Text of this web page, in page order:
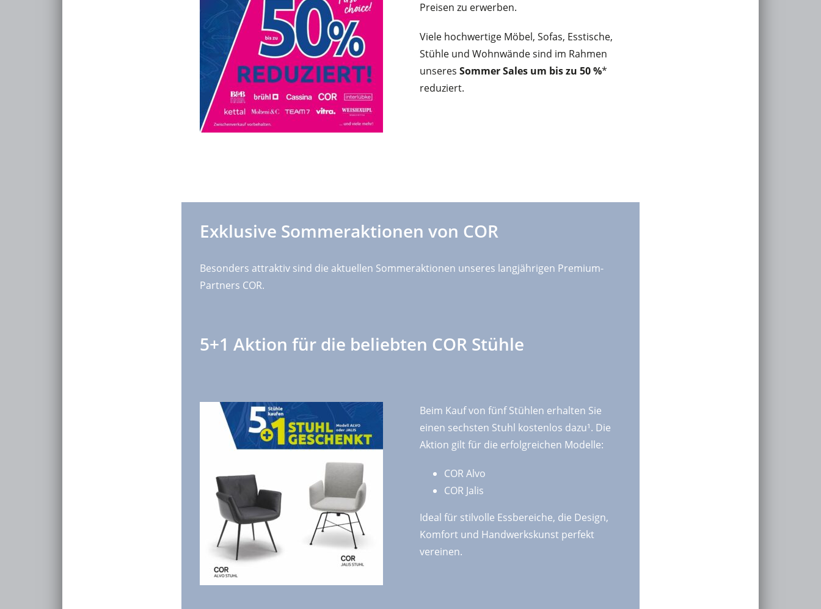
Preisen zu erwerben.
Viele hochwertige Möbel, Sofas, Esstische,
Stühle und Wohnwände sind im Rahmen
unseres Sommer Sales um bis zu 50 %*
reduziert.
Exklusive Sommeraktionen von COR
Besonders attraktiv sind die aktuellen Sommeraktionen unseres langjährigen Premium-
Partners COR.
5+1 Aktion für die beliebten COR Stühle
Beim Kauf von fünf Stühlen erhalten Sie
einen sechsten Stuhl kostenlos dazu¹. Die
Aktion gilt für die erfolgreichen Modelle:
COR Alvo
COR Jalis
Ideal für stilvolle Essbereiche, die Design,
Komfort und Handwerkskunst perfekt
vereinen.